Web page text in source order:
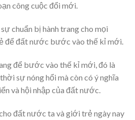
công cuộc đổi mới.
chuẩn bị hành trang cho mọi
để đất nước bước vào thế kỉ mới.
để bước vào thế kỉ mới, đó là
sự nóng hổi mà còn có ý nghĩa
và hội nhập của đất nước.
đất nước ta và giới trẻ ngày nay